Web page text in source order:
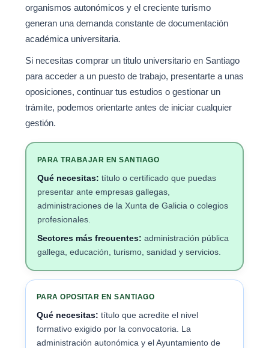
organismos autonómicos y el creciente turismo
generan una demanda constante de documentación
académica universitaria.
Si necesitas comprar un titulo universitario en Santiago
para acceder a un puesto de trabajo, presentarte a unas
oposiciones, continuar tus estudios o gestionar un
trámite, podemos orientarte antes de iniciar cualquier
gestión.
PARA TRABAJAR EN SANTIAGO
Qué necesitas: título o certificado que puedas
presentar ante empresas gallegas,
administraciones de la Xunta de Galicia o colegios
profesionales.
Sectores más frecuentes: administración pública
gallega, educación, turismo, sanidad y servicios.
PARA OPOSITAR EN SANTIAGO
Qué necesitas: título que acredite el nivel
formativo exigido por la convocatoria. La
administración autonómica y el Ayuntamiento de